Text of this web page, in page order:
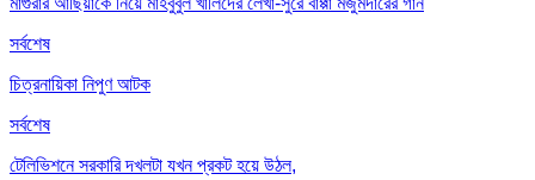
সর্বশেষ
চিত্রনায়িকা নিপুণ আটক
সর্বশেষ
টেলিভিশনে সরকারি দখলটা যখন প্রকট হয়ে উঠল,